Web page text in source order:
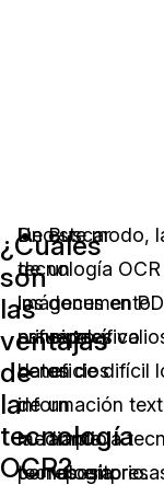
¿Cuáles
son
las
ventajas
de
la
tecnología
OCR?
Uno
de
los
principales
beneficios
de
la
tecnología
Buscar
un
documento
específico
en
un
amplio
repositorio.
De este modo,
tecnología
imágenes en
esfuerzo y
datos de difícil
información
mediante la
por las